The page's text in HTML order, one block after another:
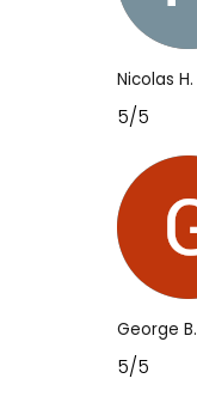
Nicolas H.
5/5
George B.
5/5